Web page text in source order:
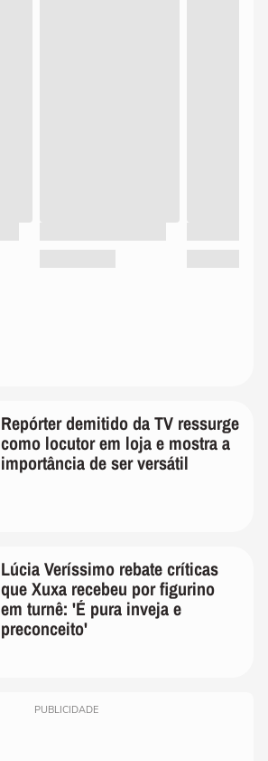
Repórter demitido da TV ressurge
como locutor em loja e mostra a
importância de ser versátil
Lúcia Veríssimo rebate críticas
que Xuxa recebeu por figurino
em turnê: 'É pura inveja e
preconceito'
PUBLICIDADE